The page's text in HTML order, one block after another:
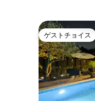
ゲストチョイス
ゲストチョイス